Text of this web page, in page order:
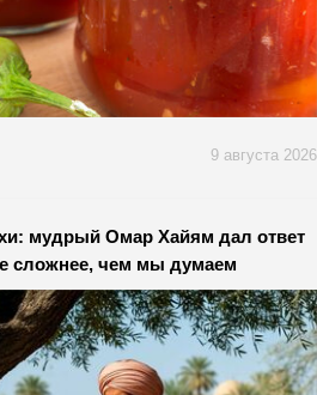
9 августа 2026
мудрый Омар Хайям дал ответ
сложнее, чем мы думаем